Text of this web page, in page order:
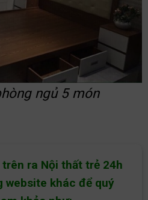
ngủ 5 món
ra Nội thất trẻ 24h
website khác để quý